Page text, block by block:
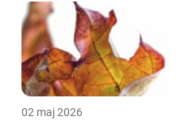
02 maj 2026